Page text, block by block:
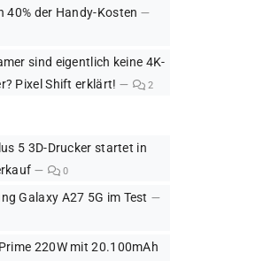
40% der Handy-Kosten
sind eigentlich keine 4K-
Pixel Shift erklärt!
2
5 3D-Drucker startet in
0
Galaxy A27 5G im Test
220W mit 20.100mAh